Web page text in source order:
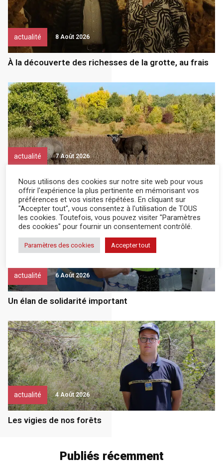
actualité 8 Août 2026
À la découverte des richesses de la grotte, au frais
actualité 7 Août 2026
Il a recueilli des brebis de Gironde
actualité 6 Août 2026
Un élan de solidarité important
actualité 4 Août 2026
Les vigies de nos forêts
Publiés récemment
Nous utilisons des cookies sur notre site web pour vous
offrir l'expérience la plus pertinente en mémorisant vos
préférences et vos visites répétées. En cliquant sur
"Accepter tout", vous consentez à l'utilisation de TOUS
les cookies. Toutefois, vous pouvez visiter "Paramètres
des cookies" pour fournir un consentement contrôlé.
Paramètres des cookies Accepter tout